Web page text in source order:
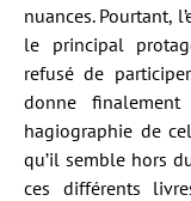
nuances. Pourtant,
le principal
refusé de
donne
hagiographie de
qu’il semble hors
ces différents